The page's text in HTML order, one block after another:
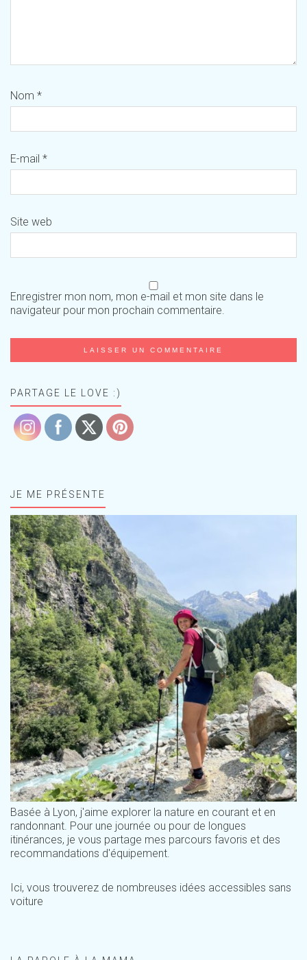
Nom *
E-mail *
Site web
Enregistrer mon nom, mon e-mail et mon site dans le
navigateur pour mon prochain commentaire.
PARTAGE LE LOVE :)
JE ME PRÉSENTE
Basée à Lyon, j'aime explorer la nature en courant et en
randonnant. Pour une journée ou pour de longues
itinérances, je vous partage mes parcours favoris et des
recommandations d'équipement.
Ici, vous trouverez de nombreuses idées accessibles sans
voiture